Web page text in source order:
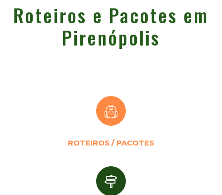
Roteiros e Pacotes em
Pirenópolis
ROTEIROS / PACOTES